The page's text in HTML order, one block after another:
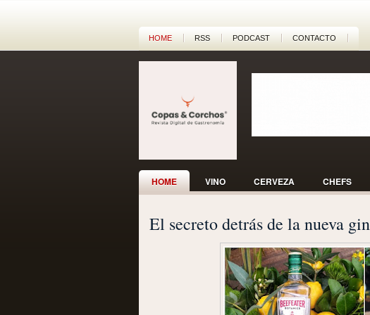
HOME RSS PODCAST CONTACTO
HOME VINO CERVEZA CHEFS
El secreto detrás de la nueva